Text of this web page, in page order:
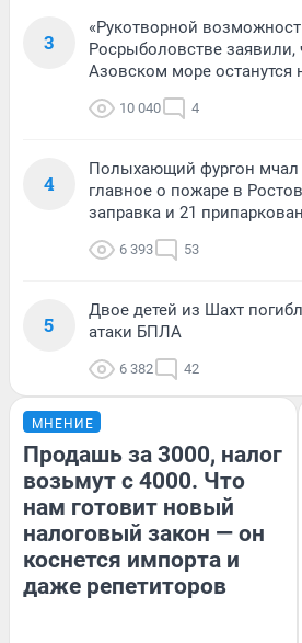
3
«Рукотворной
Росрыболовстве заявили,
Азовском море останутся
10 040 4
4
Полыхающий фургон мчал
главное о пожаре в
заправка и 21
6 393 53
5
Двое детей из Шахт
атаки БПЛА
6 382 42
МНЕНИЕ
Продашь за 3000, налог
возьмут с 4000. Что
нам готовит новый
налоговый закон — он
коснется импорта и
даже репетиторов